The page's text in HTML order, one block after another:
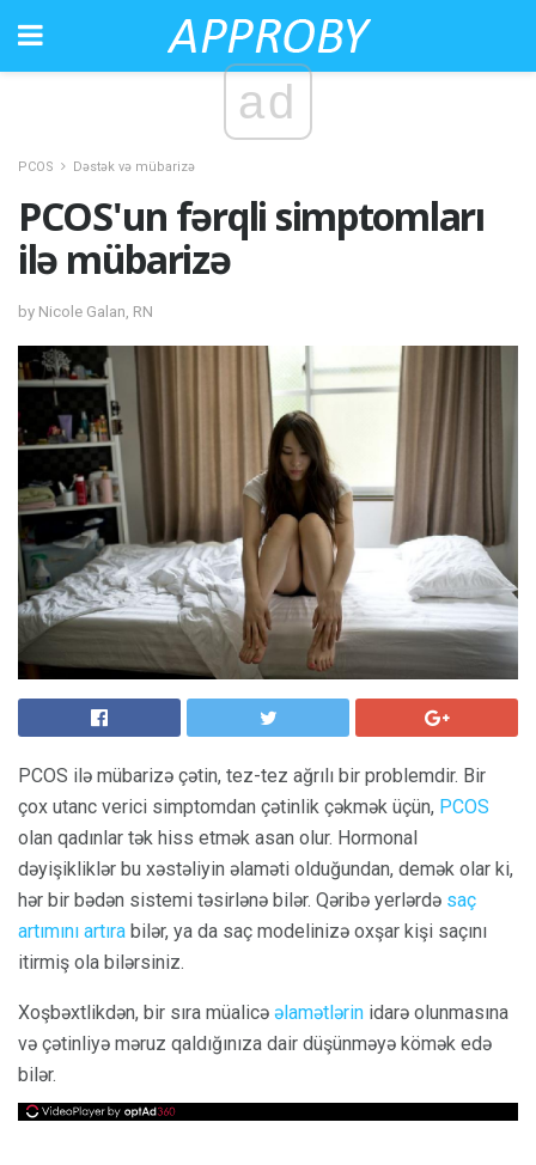
ad
PCOS Dəstək və mübarizə
PCOS'un fərqli simptomları
ilə mübarizə
by Nicole Galan, RN
PCOS ilə mübarizə çətin, tez-tez ağrılı bir problemdir. Bir
çox utanc verici simptomdan çətinlik çəkmək üçün, PCOS
olan qadınlar tək hiss etmək asan olur. Hormonal
dəyişikliklər bu xəstəliyin əlaməti olduğundan, demək olar ki,
hər bir bədən sistemi təsirlənə bilər. Qəribə yerlərdə saç
artımını artıra bilər, ya da saç modelinizə oxşar kişi saçını
itirmiş ola bilərsiniz.
Xoşbəxtlikdən, bir sıra müalicə əlamətlərin idarə olunmasına
və çətinliyə məruz qaldığınıza dair düşünməyə kömək edə
bilər.